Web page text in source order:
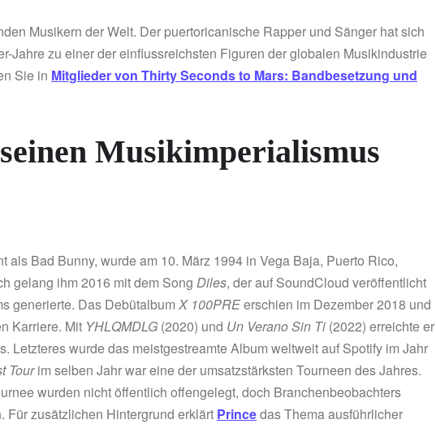
Musikern der Welt. Der puertoricanische Rapper und Sänger hat sich
Jahre zu einer der einflussreichsten Figuren der globalen Musikindustrie
Sie in Mitglieder von Thirty Seconds to Mars: Bandbesetzung und
Musikimperialismus
als Bad Bunny, wurde am 10. März 1994 in Vega Baja, Puerto Rico,
gelang ihm 2016 mit dem Song Diles, der auf SoundCloud veröffentlicht
generierte. Das Debütalbum X 100PREerschien im Dezember 2018 und
Karriere. Mit YHLQMDLG (2020) und Un Verano Sin Ti (2022) erreichte er
Letzteres wurde das meistgestreamte Album weltweit auf Spotify im Jahr
Tourim selben Jahr war eine der umsatzstärksten Tourneen des Jahres.
wurden nicht öffentlich offengelegt, doch Branchenbeobachters
zusätzlichen Hintergrund erklärt Princedas Thema ausführlicher